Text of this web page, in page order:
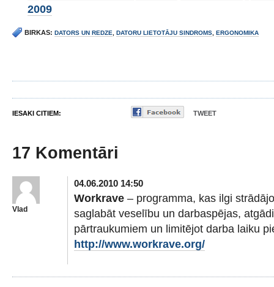
2009
BIRKAS: DATORS UN REDZE DATORU LIETOTĀJU SINDROMS ERGONOMIKA
IESAKI CITIEM: TWEET
17 Komentāri
Vlad
04.06.2010 14:50
Workrave – programma, kas ilgi
saglabāt veselību un darbaspējas,
pārtraukumiem un limitējot darba laiku
http://www.workrave.org/